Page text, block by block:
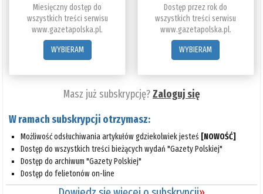
Miesięczny dostęp do
wszystkich treści serwisu
www.gazetapolska.pl.
WYBIERAM
Dostęp przez rok do
wszystkich treści serwisu
www.gazetapolska.pl.
WYBIERAM
Masz już subskrypcję?Zaloguj się
W ramach subskrypcji otrzymasz:
Możliwość odsłuchiwania artykułów gdziekolwiek jesteś [NOWOŚĆ]
Dostęp do wszystkich treści bieżących wydań "Gazety Polskiej"
Dostęp do archiwum "Gazety Polskiej"
Dostęp do felietonów on-line